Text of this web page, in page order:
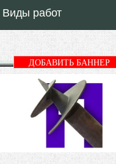
Виды работ
ДОБАВИТЬ БАННЕР